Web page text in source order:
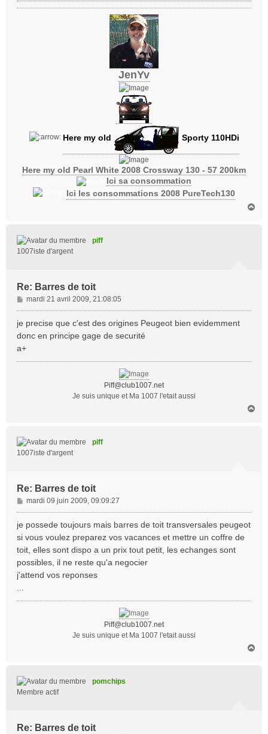
JenYv
Here my old Sporty 110HDi
Here my old Pearl White 2008 Crossway 130 - 57 200km
Ici sa consommation
Ici les consommations 2008 PureTech130
piff
1007iste d'argent
Re: Barres de toit
M
e
s
g
e
mardi 21 avril 2009, 21:08:05
je precise que c'est des origines Peugeot bien evidemment
donc en principe gage de securité
a+
Piff@club1007.net
Je suis unique et Ma 1007 l'etait aussi
piff
1007iste d'argent
Re: Barres de toit
M
e
s
g
e
mardi 09 juin 2009, 09:09:27
je possede toujours mais barres de toit transversales peugeot
si vous voulez preparez vos vacances et mettre un coffre de
toit, elles sont dispo a un prix tout petit, les echanges sont
possibles, il ne reste qu'a negocier
j'attend vos reponses
Piff@club1007.net
Je suis unique et Ma 1007 l'etait aussi
pomchips
Membre actif
Re: Barres de toit